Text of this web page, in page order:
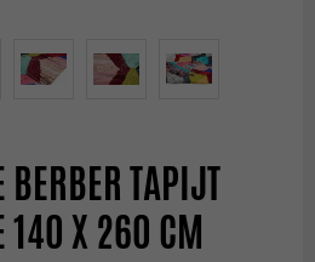
TAPIJT
140 X 260 CM